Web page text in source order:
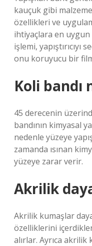
kauçuk gibi
özellikleri ve
ihtiyaçlara en uygun
işlemi, yapıştırıcıyı
onu koruyucu bir
Koli bandı
45 derecenin
bandının kimyasal
nedenle yüzeye
zamanda ısınan
yüzeye zarar verir.
Akrilik
Akrilik kumaşlar
özelliklerini
alırlar. Ayrıca